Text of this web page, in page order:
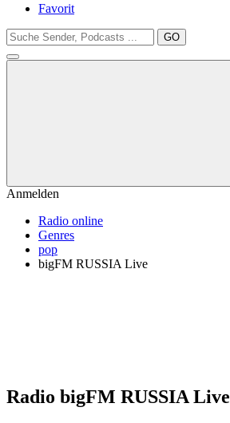
Favorit
GO
Anmelden
Radio online
Genres
pop
bigFM RUSSIA Live
Radio bigFM RUSSIA Live